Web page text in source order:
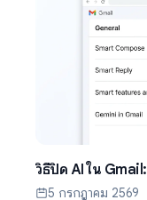
วิธีปิด AI ใน
5 กรกฎาคม 2569